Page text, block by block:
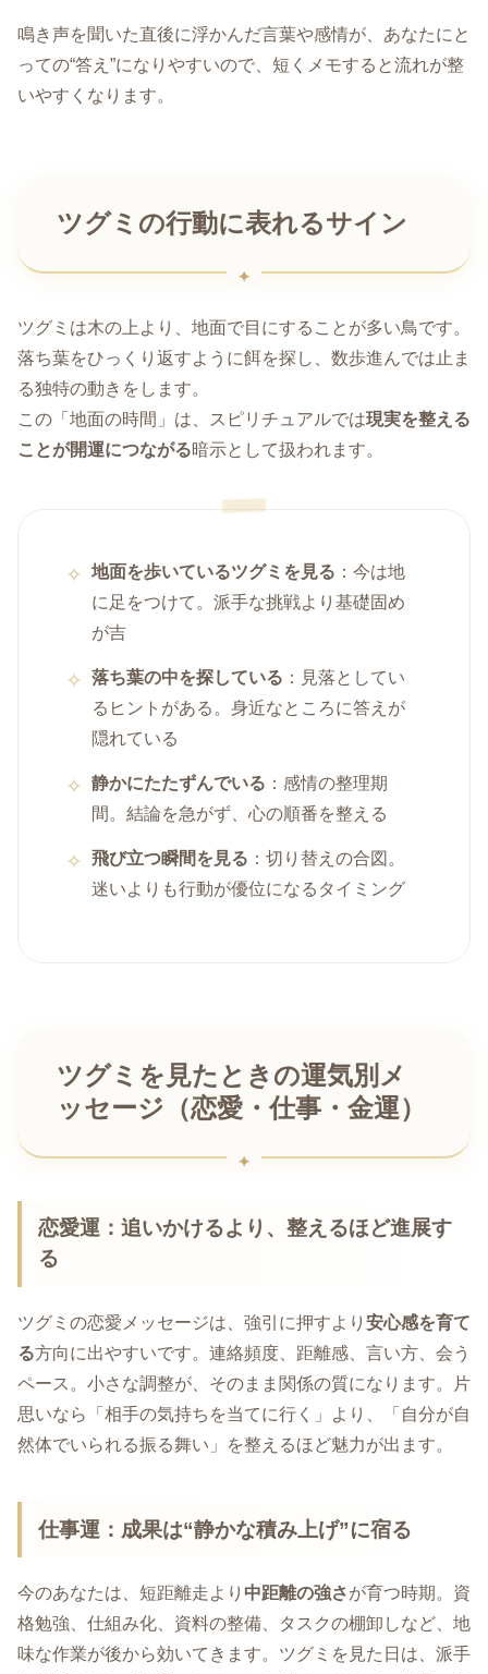
鳴き声を聞いた直後に浮かんだ言葉や感情が、あなたにと
っての“答え”になりやすいので、短くメモすると流れが整
いやすくなります。
ツグミの行動に表れるサイン
ツグミは木の上より、地面で目にすることが多い鳥です。
落ち葉をひっくり返すように餌を探し、数歩進んでは止ま
る独特の動きをします。
この「地面の時間」は、スピリチュアルでは現実を整える
ことが開運につながる暗示として扱われます。
地面を歩いているツグミを見る ：今は地
に足をつけて。派手な挑戦より基礎固め
が吉
落ち葉の中を探している ：見落としてい
るヒントがある。身近なところに答えが
隠れている
静かにたたずんでいる ：感情の整理期
間。結論を急がず、心の順番を整える
飛び立つ瞬間を見る ：切り替えの合図。
迷いよりも行動が優位になるタイミング
ツグミを見たときの運気別メ
ッセージ（恋愛・仕事・金運）
恋愛運：追いかけるより、整えるほど進展す
る
ツグミの恋愛メッセージは、強引に押すより 安心感を育て
る方向に出やすいです。連絡頻度、距離感、言い方、会う
ペース。小さな調整が、そのまま関係の質になります。片
思いなら「相手の気持ちを当てに行く」より、「自分が自
然体でいられる振る舞い」を整えるほど魅力が出ます。
仕事運：成果は“静かな積み上げ”に宿る
今のあなたは、短距離走より 中距離の強さが育つ時期。資
格勉強、仕組み化、資料の整備、タスクの棚卸しなど、地
味な作業が後から効いてきます。ツグミを見た日は、派手